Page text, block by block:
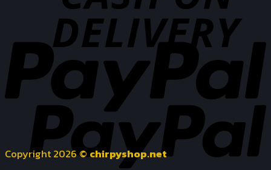
Copyright 2026 ©chirpyshop.net